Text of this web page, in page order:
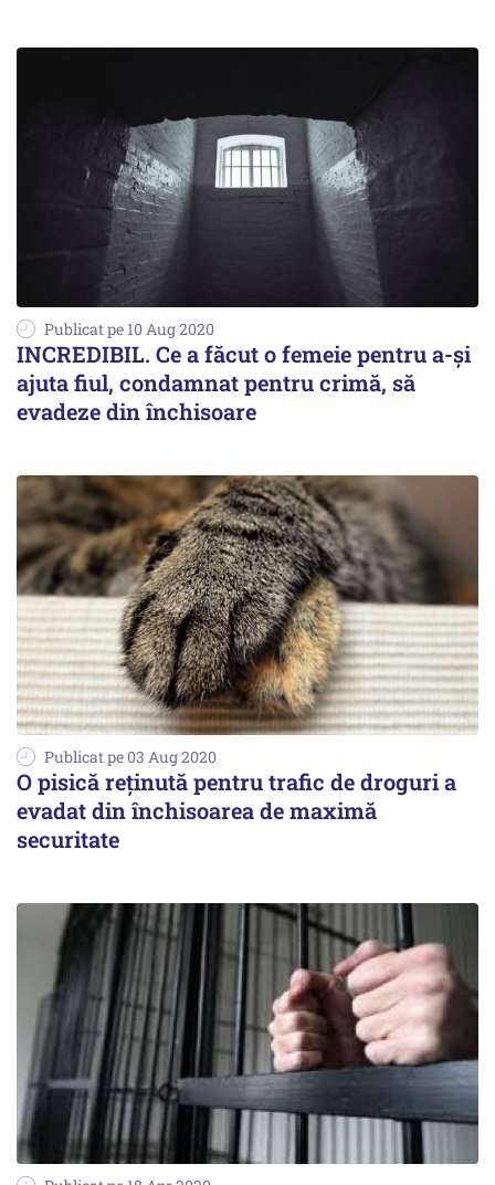
Publicat pe 10 Aug 2020
INCREDIBIL. Ce a făcut o femeie pentru a-și
ajuta fiul, condamnat pentru crimă, să
evadeze din închisoare
Publicat pe 03 Aug 2020
O pisică reținută pentru trafic de droguri a
evadat din închisoarea de maximă
securitate